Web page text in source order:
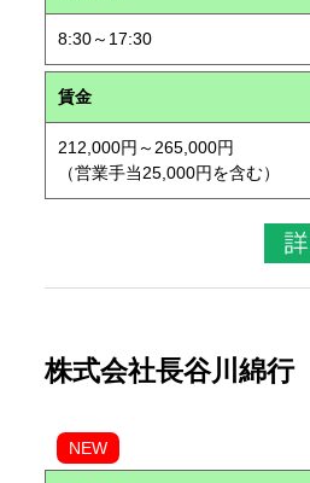
8:30～17:30
賃金
212,000円～265,000円
（営業手当25,000円を含む）
株式会社長谷川綿行
NEW